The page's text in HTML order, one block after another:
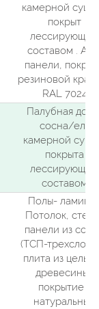
камерной
покрыт
лессирующим
составом .
панели,
резиновой
RAL 7024
Палубная
сосна/ель
камерной
покрыта
лессирующим
составом
Полы-
Потолок,
панели из
(ТСП-
плита из
древесины),
покрытие -
натуральные